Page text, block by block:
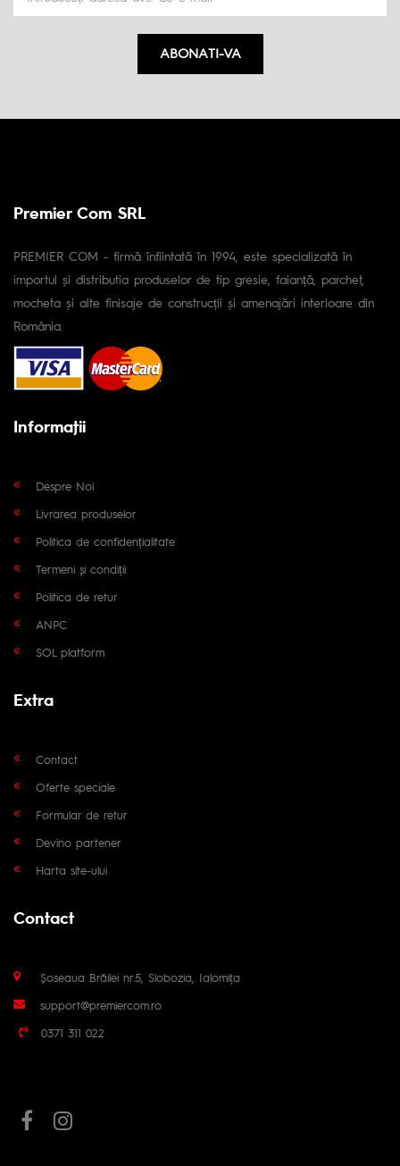
ABONATI-VA
Premier Com SRL
PREMIER COM - firmă înfiintată în 1994, este specializată în
importul și distributia produselor de tip gresie, faianță, parchet,
mocheta și alte finisaje de construcții și amenajări interioare din
România.
Informaţii
Despre Noi
Livrarea produselor
Politica de confidențialitate
Termeni și condiții
Politica de retur
ANPC
SOL platform
Extra
Contact
Oferte speciale
Formular de retur
Devino partener
Harta site-ului
Contact
Șoseaua Brăilei nr.5, Slobozia, Ialomița
support@premiercom.ro
0371 311 022